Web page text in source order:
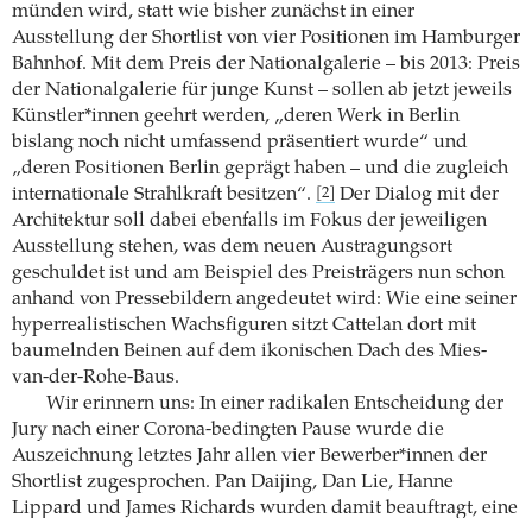
münden wird, statt wie bisher zunächst in einer
Ausstellung der Shortlist von vier Positionen im Hamburger
Bahnhof. Mit dem Preis der Nationalgalerie – bis 2013: Preis
der Nationalgalerie für junge Kunst – sollen ab jetzt jeweils
Künstler*innen geehrt werden, „deren Werk in Berlin
bislang noch nicht umfassend präsentiert wurde“ und
„deren Positionen Berlin geprägt haben – und die zugleich
internationale Strahlkraft besitzen“.
[2]
Der Dialog mit der
Architektur soll dabei ebenfalls im Fokus der jeweiligen
Ausstellung stehen, was dem neuen Austragungsort
geschuldet ist und am Beispiel des Preisträgers nun schon
anhand von Pressebildern angedeutet wird: Wie eine seiner
hyperrealistischen Wachsfiguren sitzt Cattelan dort mit
baumelnden Beinen auf dem ikonischen Dach des Mies-
van-der-Rohe-Baus.
Wir erinnern uns: In einer radikalen Entscheidung der
Jury nach einer Corona-bedingten Pause wurde die
Auszeichnung letztes Jahr allen vier Bewerber*innen der
Shortlist zugesprochen. Pan Daijing, Dan Lie, Hanne
Lippard und James Richards wurden damit beauftragt, eine